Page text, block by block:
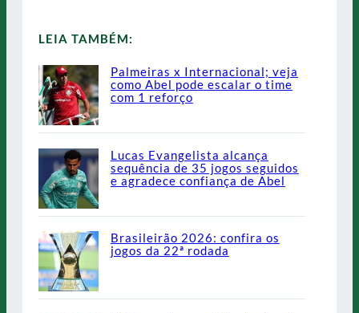
LEIA TAMBÉM:
Palmeiras x Internacional; veja
como Abel pode escalar o time
com 1 reforço
Lucas Evangelista alcança
sequência de 35 jogos seguidos
e agradece confiança de Abel
Brasileirão 2026: confira os
jogos da 22ª rodada